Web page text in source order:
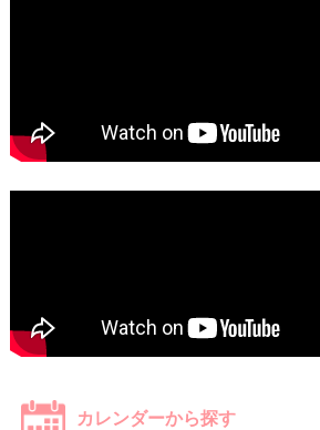
カレンダーから探す